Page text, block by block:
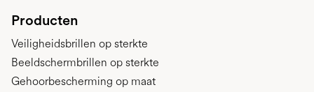
Producten
Veiligheidsbrillen op sterkte
Beeldschermbrillen op sterkte
Gehoorbescherming op maat